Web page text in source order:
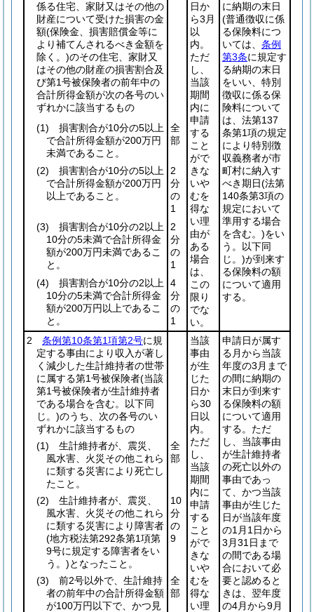
係る住宅、家財又はその他の
財産について受けた損害の金
額(保険金、損害賠償金等に
より補てんされるべき金額を
除く。)のその住宅、家財又
はその他の財産の損害割合及
び第1号被保険者の前年中の
合計所得金額が次の各号のい
ずれかに該当するもの
日か
ら3月
以
内。
ただ
し、
当該
期間
内に
申請
する
こと
がで
きな
いや
むを
得な
い理
由が
ある
場合
は、
この
限り
でな
い。
に納期の末日
(普通徴収に係
る保険料につ
いては、 条例
第3条に規定す
る納期の末日
をいい、特別
徴収に係る保
険料について
は、法第137
条第1項の規定
により特別徴
収義務者が市
町村に納入す
べき期日(法第
140条第3項の
規定において
準用する場合
を含む。)をい
う。以下同
じ。)が到来す
る保険料の額
について適用
する。
(1) 損害割合が10分の5以上
で合計所得金額が200万円
未満であること。
全
部
(2) 損害割合が10分の5以上
で合計所得金額が200万円
以上であること。
2
分
の
1
(3) 損害割合が10分の2以上
10分の5未満で合計所得金
額が200万円未満であるこ
と。
2
分
の
1
(4) 損害割合が10分の2以上
10分の5未満で合計所得金
額が200万円以上であるこ
と。
4
分
の
1
2 条例第10条第1項第2号に規
定する事由により収入が著し
く減少した生計維持者の世帯
に属する第1号被保険者(当該
第1号被保険者が生計維持者
である場合を含む。以下同
じ。)のうち、次の各号のい
ずれかに該当するもの
当該
事由
が生
じた
日か
ら30
日以
内。
ただ
し、
当該
期間
内に
申請
する
こと
がで
きな
いや
むを
得な
い理
申請日が属す
る月から当該
年度の3月まで
の間に納期の
末日が到来す
る保険料の額
について適用
する。ただ
し、当該事由
が生計維持者
の死亡以外の
事由であっ
て、かつ当該
事由が生じた
日が当該年度
の1月1日から
3月31日まで
の間である場
合において必
要と認めると
きは、翌年度
の4月から9月
(1) 生計維持者が、震災、
風水害、火災その他これら
に類する災害により死亡し
たこと。
全
部
(2) 生計維持者が、震災、
風水害、火災その他これら
に類する災害により障害者
(地方税法第292条第1項第
9号に規定する障害者をい
う。)となったこと。
10
分
の
9
(3) 前2号以外で、生計維持
者の前年中の合計所得金額
が100万円以下で、かつ見
全
部